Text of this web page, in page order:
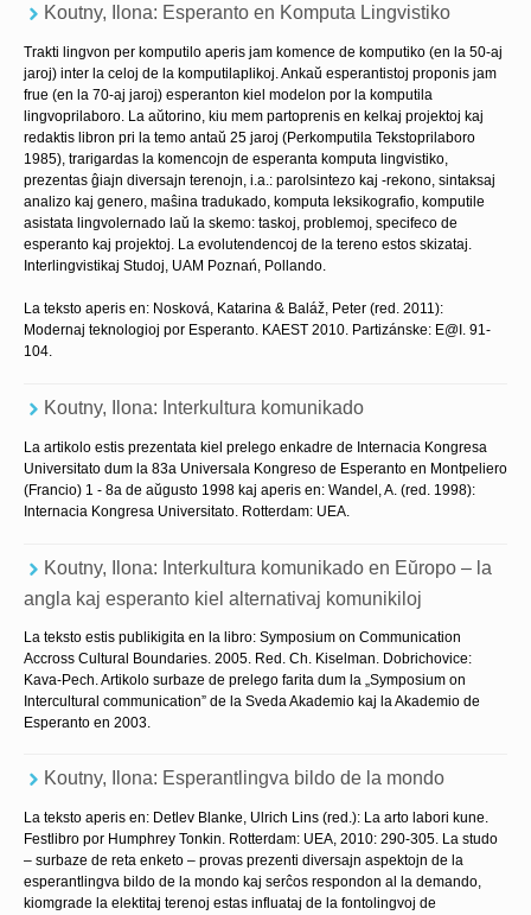
Koutny, Ilona: Esperanto en Komputa Lingvistiko
Trakti lingvon per komputilo aperis jam komence de komputiko (en la 50-aj
jaroj) inter la celoj de la komputilaplikoj. Ankaŭ esperantistoj proponis jam
frue (en la 70-aj jaroj) esperanton kiel modelon por la komputila
lingvoprilaboro. La aŭtorino, kiu mem partoprenis en kelkaj projektoj kaj
redaktis libron pri la temo antaŭ 25 jaroj (Perkomputila Tekstoprilaboro
1985), trarigardas la komencojn de esperanta komputa lingvistiko,
prezentas ĝiajn diversajn terenojn, i.a.: parolsintezo kaj -rekono, sintaksaj
analizo kaj genero, maŝina tradukado, komputa leksikografio, komputile
asistata lingvolernado laŭ la skemo: taskoj, problemoj, specifeco de
esperanto kaj projektoj. La evolutendencoj de la tereno estos skizataj.
Interlingvistikaj Studoj, UAM Poznań, Pollando.
La teksto aperis en: Nosková, Katarina & Baláž, Peter (red. 2011):
Modernaj teknologioj por Esperanto. KAEST 2010. Partizánske: E@I. 91-
104.
Koutny, Ilona: Interkultura komunikado
La artikolo estis prezentata kiel prelego enkadre de Internacia Kongresa
Universitato dum la 83a Universala Kongreso de Esperanto en Montpeliero
(Francio) 1 - 8a de aŭgusto 1998 kaj aperis en: Wandel, A. (red. 1998):
Internacia Kongresa Universitato. Rotterdam: UEA.
Koutny, Ilona: Interkultura komunikado en Eŭropo – la
angla kaj esperanto kiel alternativaj komunikiloj
La teksto estis publikigita en la libro: Symposium on Communication
Accross Cultural Boundaries. 2005. Red. Ch. Kiselman. Dobrichovice:
Kava-Pech. Artikolo surbaze de prelego farita dum la „Symposium on
Intercultural communication” de la Sveda Akademio kaj la Akademio de
Esperanto en 2003.
Koutny, Ilona: Esperantlingva bildo de la mondo
La teksto aperis en: Detlev Blanke, Ulrich Lins (red.): La arto labori kune.
Festlibro por Humphrey Tonkin. Rotterdam: UEA, 2010: 290-305. La studo
– surbaze de reta enketo – provas prezenti diversajn aspektojn de la
esperantlingva bildo de la mondo kaj serĉos respondon al la demando,
kiomgrade la elektitaj terenoj estas influataj de la fontolingvoj de